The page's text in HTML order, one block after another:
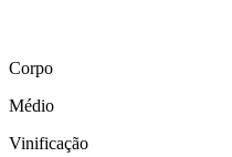
Corpo
Médio
Vinificação